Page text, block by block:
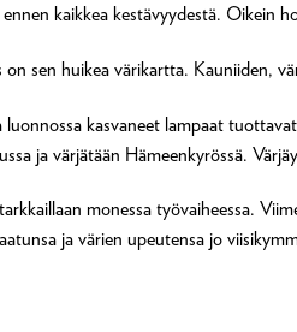
kaikkea kestävyydestä. Oikein
on sen huikea värikartta. Kauniiden,
luonnossa kasvaneet lampaat
ja värjätään Hämeenkyrössä.
monessa työvaiheessa.
ja värien upeutensa jo